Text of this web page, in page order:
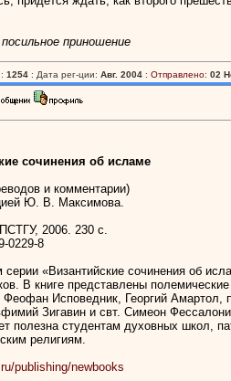
приношение
1254: Дата рег-ции: Авг. 2004: Отправлено: 02
сочинения об исламе
и комментарии)
Ю. В. Максимова.
2006. 230 с.
0229-8
серии «Византийские сочинения об
В книге представлены
Феофан Исповедник, Георгий Амартол,
Зигавин и свт. Симеон
полезна студентам духовных школ,
религиям.
publishing/newbooks